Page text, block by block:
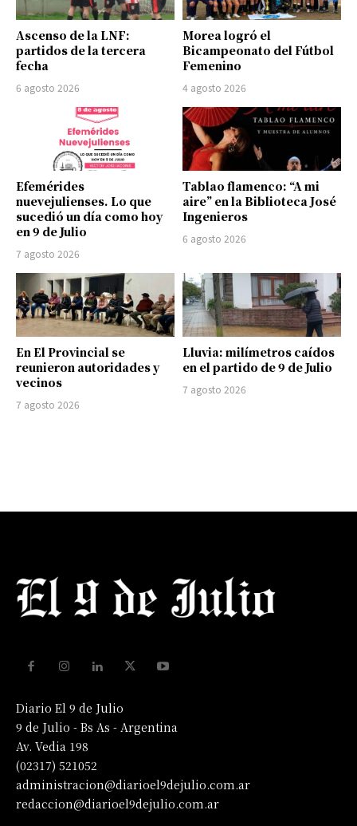
Ascenso de la LNF:
partidos de la tercera
fecha
6 agosto 2026
Morea logró el
Bicampeonato del Fútbol
Femenino
4 agosto 2026
Efemérides
nuevejulienses. Lo que
sucedió un día como hoy
en 9 de Julio
7 agosto 2026
Tablao flamenco: “A mi
aire” en la Biblioteca José
Ingenieros
6 agosto 2026
En El Provincial se
reunieron autoridades y
vecinos
7 agosto 2026
Lluvia: milímetros caídos
en el partido de 9 de Julio
7 agosto 2026
Diario El 9 de Julio
9 de Julio - Bs As - Argentina
Av. Vedia 198
(02317) 521052
administracion@diarioel9dejulio.com.ar
redaccion@diarioel9dejulio.com.ar